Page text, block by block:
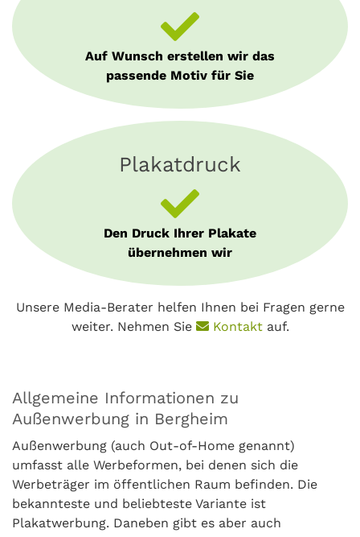
Auf Wunsch erstellen wir das
passende Motiv für Sie
Plakatdruck
Den Druck Ihrer Plakate
übernehmen wir
Unsere Media-Berater helfen Ihnen bei Fragen gerne
weiter. Nehmen Sie
Kontaktauf.
Allgemeine Informationen zu
Außenwerbung in Bergheim
Außenwerbung (auch Out-of-Home genannt)
umfasst alle Werbeformen, bei denen sich die
Werbeträger im öffentlichen Raum befinden. Die
bekannteste und beliebteste Variante ist
Plakatwerbung. Daneben gibt es aber auch